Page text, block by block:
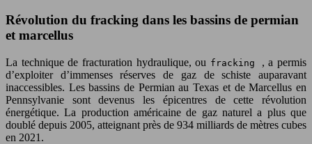
Révolution du fracking dans les bassins de permian
et marcellus
La technique de fracturation hydraulique, ou fracking , a permis
d’exploiter d’immenses réserves de gaz de schiste auparavant
inaccessibles. Les bassins de Permian au Texas et de Marcellus en
Pennsylvanie sont devenus les épicentres de cette révolution
énergétique. La production américaine de gaz naturel a plus que
doublé depuis 2005, atteignant près de 934 milliards de mètres cubes
en 2021.